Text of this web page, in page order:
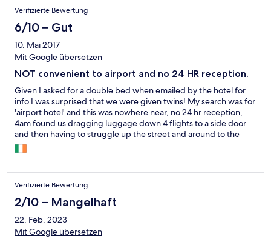
Verifizierte Bewertung
6/10 – Gut
10. Mai 2017
Mit Google übersetzen
NOT convenient to airport and no 24 HR reception.
Given I asked for a double bed when emailed by the hotel for
info I was surprised that we were given twins! My search was for
'airport hotel' and this was nowhere near, no 24 hr reception,
4am found us dragging luggage down 4 flights to a side door
and then having to struggle up the street and around to the
front to wait for a taxi. Not great value for the €80 price, but
clean at least and wifi ok.
Verifizierte Bewertung
2/10 – Mangelhaft
22. Feb. 2023
Mit Google übersetzen